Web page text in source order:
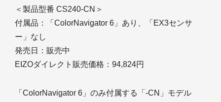
＜製品型番 CS240-CN＞
付属品：「ColorNavigator 6」あり、「EX3センサ
ー」なし
発売日：販売中
EIZOダイレクト販売価格：94,824円
「ColorNavigator 6」のみ付属する「-CN」モデル